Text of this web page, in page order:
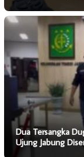
Dua Tersangka
Ujung Jabung